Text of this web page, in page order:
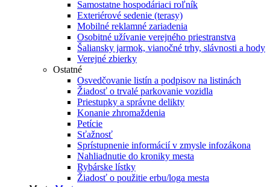
Samostatne hospodáriaci roľník
Exteriérové sedenie (terasy)
Mobilné reklamné zariadenia
Osobitné užívanie verejného priestranstva
Šaliansky jarmok, vianočné trhy, slávnosti a hody
Verejné zbierky
Ostatné
Osvedčovanie listín a podpisov na listinách
Žiadosť o trvalé parkovanie vozidla
Priestupky a správne delikty
Konanie zhromaždenia
Petície
Sťažnosť
Sprístupnenie informácií v zmysle infozákona
Nahliadnutie do kroniky mesta
Rybárske lístky
Žiadosť o použitie erbu/loga mesta